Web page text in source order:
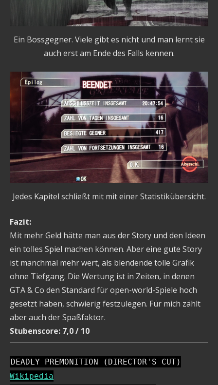
Ein Bossgegner. Viele gibt es nicht und man lernt sie
auch erst am Ende des Falls kennen.
Jedes Kapitel schließt mit mit einer Statistikübersicht.
Fazit:
Mit mehr Geld hätte man aus der Story und den Ideen
ein tolles Spiel machen können. Aber eine gute Story
ist manchmal mehr wert, als blendende tolle Grafik
ohne Tiefgang. Die Wertung ist in Zeiten, in denen
GTA & Co den Standard für open-world-Spiele hoch
gesetzt haben, schwierig festzulegen. Für mich zählt
aber auch der Spaßfaktor.
Stubenscore: 7,0 / 10
DEADLY PREMONITION (DIRECTOR'S CUT)
Wikipedia